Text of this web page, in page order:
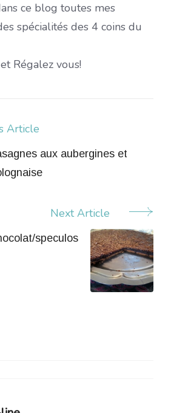
ce blog toutes mes
spécialités des 4 coins du
Régalez vous!
Article
aux aubergines et
Next Article
speculos